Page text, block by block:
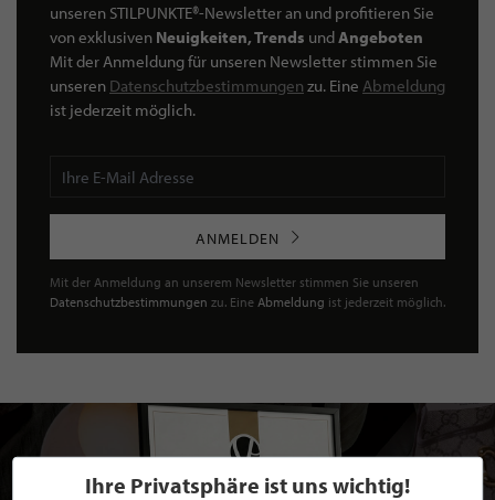
unseren STILPUNKTE®-Newsletter an und profitieren Sie
von exklusiven Neuigkeiten, Trends undAngeboten
Mit der Anmeldung für unseren Newsletter stimmen Sie
unseren Datenschutzbestimmungen zu. Eine Abmeldung
ist jederzeit möglich.
ANMELDEN
Mit der Anmeldung an unserem Newsletter stimmen Sie unseren
Datenschutzbestimmungen zu. Eine Abmeldung ist jederzeit möglich.
Ihre Privatsphäre ist uns wichtig!